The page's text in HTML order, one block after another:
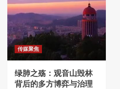
传媒聚焦
绿肺之殇：观音山毁林
背后的多方博弈与治理